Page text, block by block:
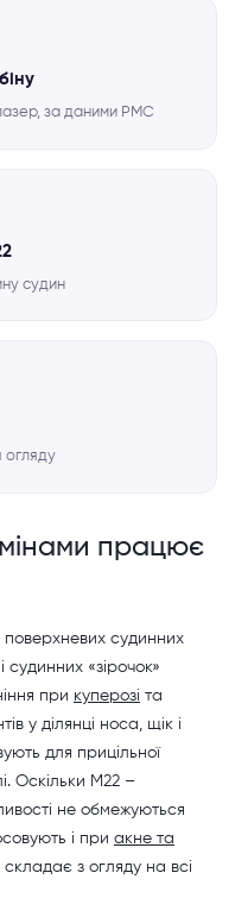
за даними PMC
судин
огляду
працює
судинних
«зірочок»
при куперозі та
у ділянці носа, щік і
для прицільної
Оскільки M22 –
не обмежуються
і при акне та
складає з огляду на всі